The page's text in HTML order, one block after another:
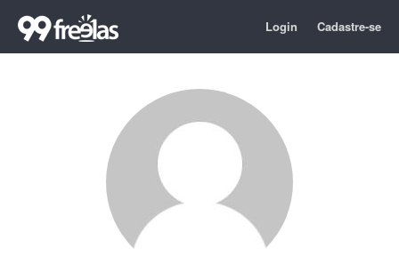
Login Cadastre-se